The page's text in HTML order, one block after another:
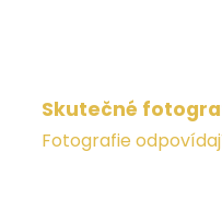
Skutečné
Fotografie